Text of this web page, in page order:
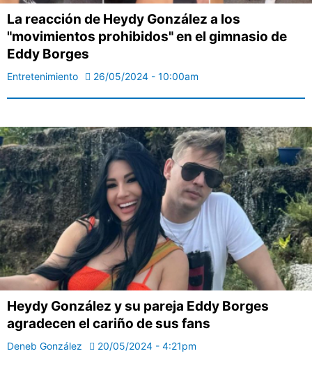
La reacción de Heydy González a los
"movimientos prohibidos" en el gimnasio de
Eddy Borges
Entretenimiento 26/05/2024 - 10:00am
Heydy González y su pareja Eddy Borges
agradecen el cariño de sus fans
Deneb González 20/05/2024 - 4:21pm